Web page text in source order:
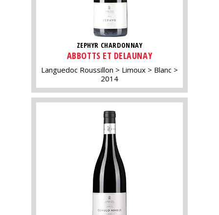
ZEPHYR CHARDONNAY
ABBOTTS ET DELAUNAY
Languedoc Roussillon Limoux
Blanc
2014